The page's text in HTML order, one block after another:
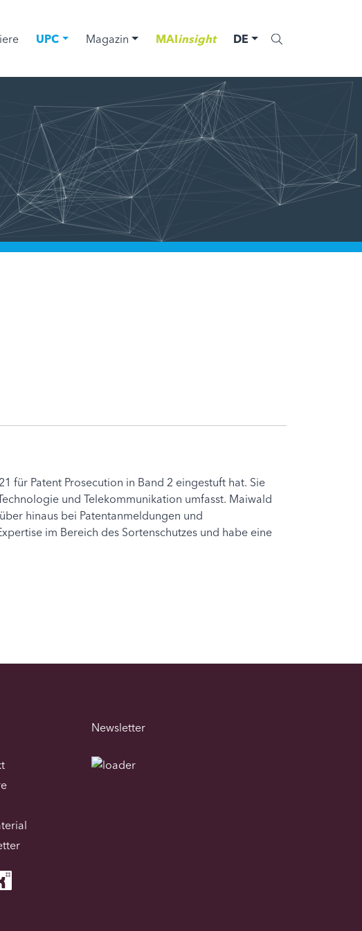
UPC Magazin MAIinsight DE
für Patent Prosecution in Band 2 eingestuft hat. Sie
und Telekommunikation umfasst. Maiwald
hinaus bei Patentanmeldungen und
im Bereich des Sortenschutzes und habe eine
Newsletter